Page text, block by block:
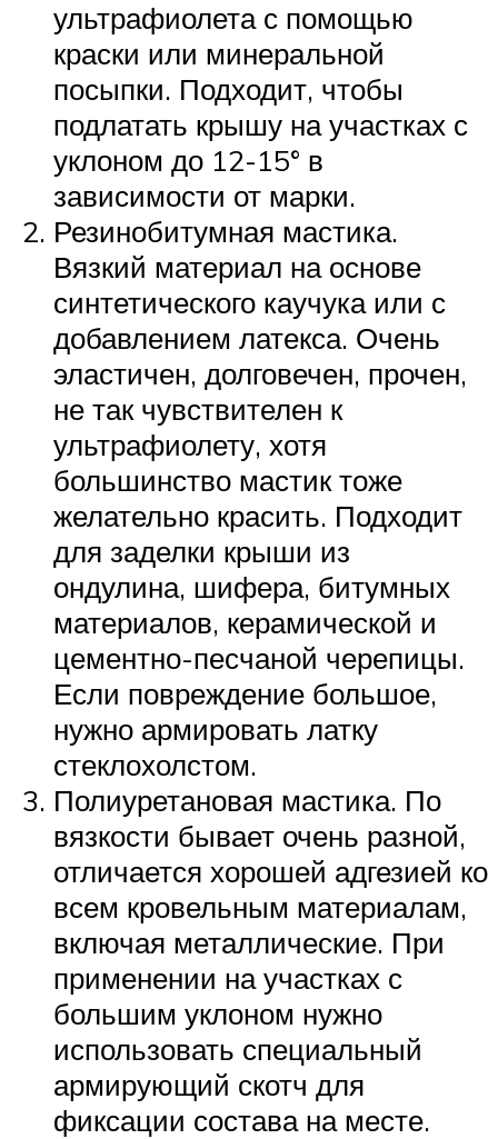
ультрафиолета с помощью
краски или минеральной
посыпки. Подходит, чтобы
подлатать крышу на участках с
уклоном до 12-15° в
зависимости от марки.
Резинобитумная мастика.
Вязкий материал на основе
синтетического каучука или с
добавлением латекса. Очень
эластичен, долговечен, прочен,
не так чувствителен к
ультрафиолету, хотя
большинство мастик тоже
желательно красить. Подходит
для заделки крыши из
ондулина, шифера, битумных
материалов, керамической и
цементно-песчаной черепицы.
Если повреждение большое,
нужно армировать латку
стеклохолстом.
Полиуретановая мастика. По
вязкости бывает очень разной,
отличается хорошей адгезией ко
всем кровельным материалам,
включая металлические. При
применении на участках с
большим уклоном нужно
использовать специальный
армирующий скотч для
фиксации состава на месте.